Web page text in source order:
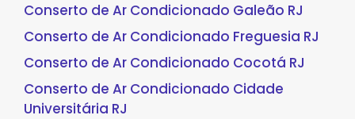
Conserto de Ar Condicionado Galeão RJ
Conserto de Ar Condicionado Freguesia RJ
Conserto de Ar Condicionado Cocotá RJ
Conserto de Ar Condicionado Cidade
Universitária RJ